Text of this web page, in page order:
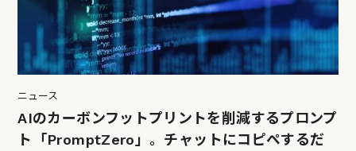
ニュース
AIのカーボンフットプリントを削減するプロンプ
ト「PromptZero」。チャットにコピペするだ